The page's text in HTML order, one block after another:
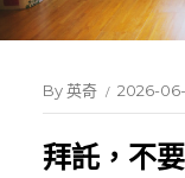
By英奇 2026-
拜託，不